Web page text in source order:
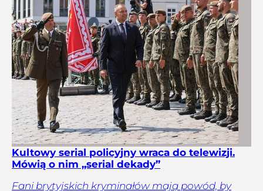
Kultowy serial policyjny wraca do telewizji.
Mówią o nim „serial dekady”
Fani brytyjskich kryminałów mają powód, by